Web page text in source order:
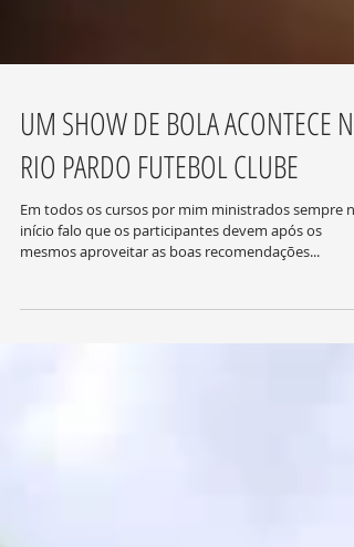
UM SHOW DE BOLA ACONTECE NO
RIO PARDO FUTEBOL CLUBE
Em todos os cursos por mim ministrados sempre no
mesmos aproveitar as boas recomendações...